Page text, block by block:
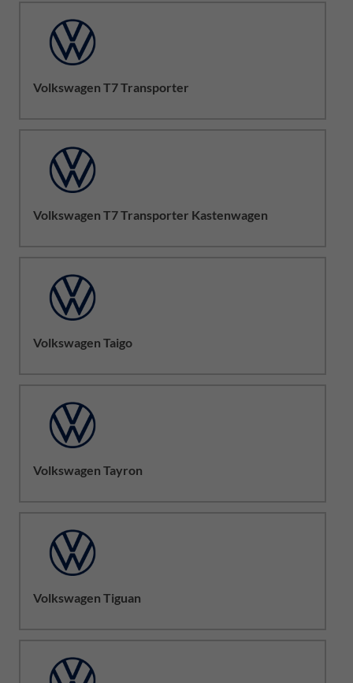
Volkswagen T7 Transporter
Volkswagen T7 Transporter Kastenwagen
Volkswagen Taigo
Volkswagen Tayron
Volkswagen Tiguan